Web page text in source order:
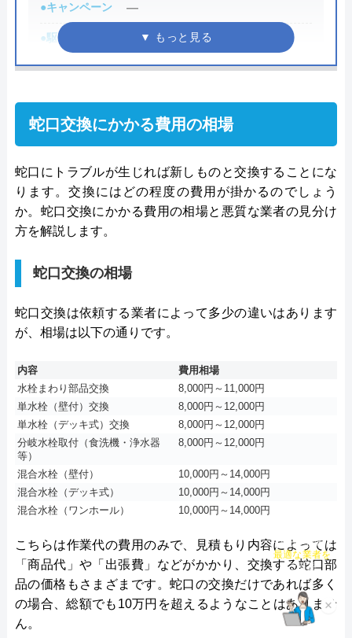
についても無料ですので、まずはサイトを覗いてみ
てはいかがでしょうか？
今すぐ電話で相談する
水の生活救急車の基本情報
運営会社 株式会社生活救急車
所在地
〒460-0008
対応エリア 全国（一部地域を除く）
●キャンペーン ―
●駆けつけ時間
●受付時間 24時間
年中無休
●出張見積もり ―
●累計実績 ―
●保証・保険
サンテックス株式会社は、鳥取県の西部地区を対象
提供している業者です。
依頼などは電話、問い合わせフォームから連絡が可
能で、24時間365日年中無休で対応しています。水
回りでお困りごとが発生した際、すぐに相談するこ
とができるので安心です。見積もりも無料で実施し
ているので、気軽に依頼しやすい業者です。
施行は7,700円～で対応してもらえますが、19:00～
8:00は4,000円の時間外割増費が発生するので、お急
ぎでない方は時間を調整してご依頼することをおす
蛇口交換にかかる費用の相場
蛇口にトラブルが生じれば新しものと交換することにな
ります。交換にはどの程度の費用が掛かるのでしょう
か。蛇口交換にかかる費用の相場と悪質な業者の見分け
方を解説します。
蛇口交換の相場
蛇口交換は依頼する業者によって多少の違いはあります
が、相場は以下の通りです。
内容
費用相場
水栓まわり部品交換
8,000円～11,000円
単水栓（壁付）交換
8,000円～12,000円
単水栓（デッキ式）交換
8,000円～12,000円
分岐水栓取付（食洗機・浄水器
等）
8,000円～12,000円
混合水栓（壁付）
10,000円～14,000円
混合水栓（デッキ式）
10,000円～14,000円
混合水栓（ワンホール）
10,000円～14,000円
こちらは作業代の費用のみで、見積もり内容によっては
「商品代」や「出張費」などがかかり、交換する蛇口部
品の価格もさまざまです。蛇口の交換だけであれば多く
の場合、総額でも10万円を超えるようなことはありませ
ん。
×
チャット診断で
最適な業者を
ご提案